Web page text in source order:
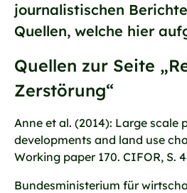
journalistischen
Quellen, welche hier
Quellen zur Seite
Zerstörung“
Anne et al. (2014): Large scale
developments and land use
Working paper 170. CIFOR, S.
Bundesministerium für